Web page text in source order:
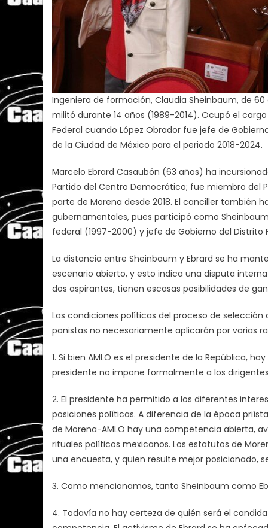
Ingeniera de formación, Claudia Sheinbaum, de
militó durante 14 años (1989-2014). Ocupó el
Federal cuando López Obrador fue jefe de
de la Ciudad de México para el periodo 2018-2024.
Marcelo Ebrard Casaubón (63 años) ha
Partido del Centro Democrático; fue miembro del
parte de Morena desde 2018. El canciller
gubernamentales, pues participó como
federal (1997-2000) y jefe de Gobierno del Distrito
La distancia entre Sheinbaum y Ebrard se ha
escenario abierto, y esto indica una disputa
dos aspirantes, tienen escasas posibilidades de
Las condiciones políticas del proceso de
panistas no necesariamente aplicarán por varias
1. Si bien AMLO es el presidente de la República,
presidente no impone formalmente a los
2. El presidente ha permitido a los diferentes
posiciones políticas. A diferencia de la época
de Morena-AMLO hay una competencia abierta,
rituales políticos mexicanos. Los estatutos de
una encuesta, y quien resulte mejor posicionado,
3. Como mencionamos, tanto Sheinbaum como
4. Todavía no hay certeza de quién será el